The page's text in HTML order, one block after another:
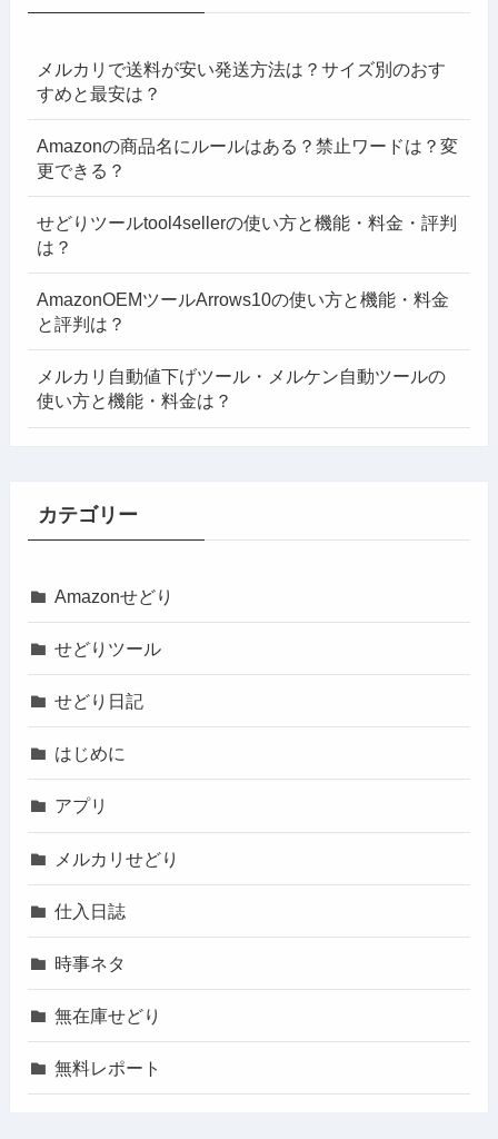
メルカリで送料が安い発送方法は？サイズ別のおす
すめと最安は？
Amazonの商品名にルールはある？禁止ワードは？変
更できる？
せどりツールtool4sellerの使い方と機能・料金・評判
は？
AmazonOEMツールArrows10の使い方と機能・料金
と評判は？
メルカリ自動値下げツール・メルケン自動ツールの
使い方と機能・料金は？
カテゴリー
Amazonせどり
せどりツール
せどり日記
はじめに
アプリ
メルカリせどり
仕入日誌
時事ネタ
無在庫せどり
無料レポート